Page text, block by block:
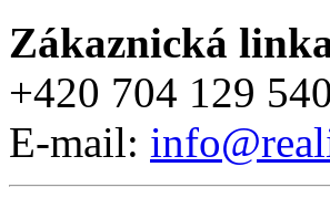
Zákaznická
+420 704 129 540
E-mail: